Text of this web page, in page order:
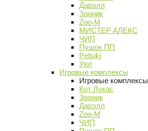
Дарэлл
Зооник
Zoo-M
МИСТЕР АЛЕКС
ЧИП
Пушок ПП
Petsiki
Уют
Игровые комплексы
Игровые комплексы
Кот Лукас
Зооник
Дарэлл
Zoo-M
ЧИП